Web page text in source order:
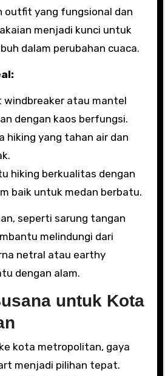
outfit yang fungsional dan
menjadi kunci untuk
dalam perubahan cuaca.
windbreaker atau mantel
dengan kaos berfungsi.
hiking yang tahan air dan
hiking berkualitas dengan
baik untuk medan berbatu.
seperti sarung tangan
melindungi dari
netral atau earthy
dengan alam.
untuk Kota
kota metropolitan, gaya
menjadi pilihan tepat.